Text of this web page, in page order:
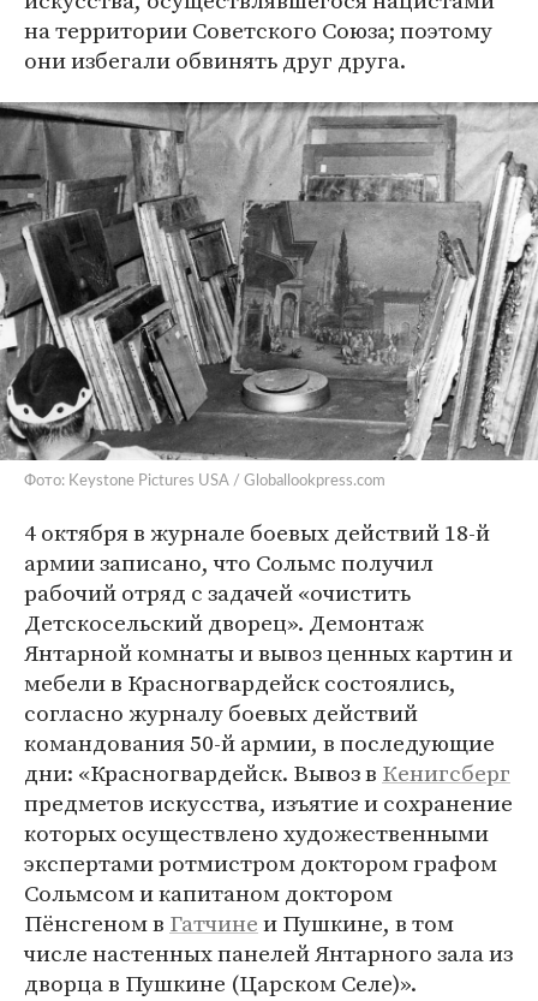
на территории Советского Союза; поэтому
они избегали обвинять друг друга.
Фото: Keystone Pictures USA / Globallookpress.com
4 октября в журнале боевых действий 18-й
армии записано, что Сольмс получил
рабочий отряд с задачей «очистить
Детскосельский дворец». Демонтаж
Янтарной комнаты и вывоз ценных картин и
мебели в Красногвардейск состоялись,
согласно журналу боевых действий
командования 50-й армии, в последующие
дни: «Красногвардейск. Вывоз в Кенигсберг
предметов искусства, изъятие и сохранение
которых осуществлено художественными
экспертами ротмистром доктором графом
Сольмсом и капитаном доктором
Пёнсгеном в Гатчинеи Пушкине, в том
числе настенных панелей Янтарного зала из
дворца в Пушкине (Царском Селе)».